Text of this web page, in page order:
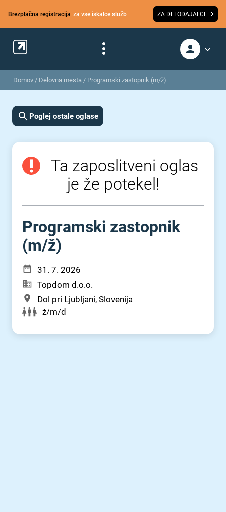
Brezplačna registracija za vse iskalce služb ZA DELODAJALCE
Domov / Delovna mesta / Programski zastopnik (m/ž)
Poglej ostale oglase
Ta zaposlitveni oglas
je že potekel!
Programski zastopnik
(m⁠/⁠ž)
31. 7. 2026
Topdom d.o.o.
Dol pri Ljubljani, Slovenija
ž/m/d